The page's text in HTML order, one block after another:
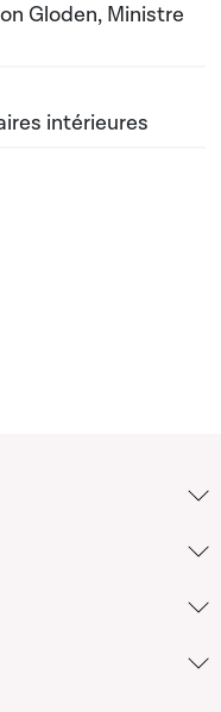
Gloden, Ministre
intérieures